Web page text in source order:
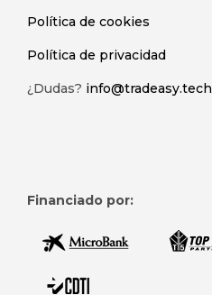
Política de cookies
Política de privacidad
¿Dudas? info@tradeasy.tech
Financiado por: